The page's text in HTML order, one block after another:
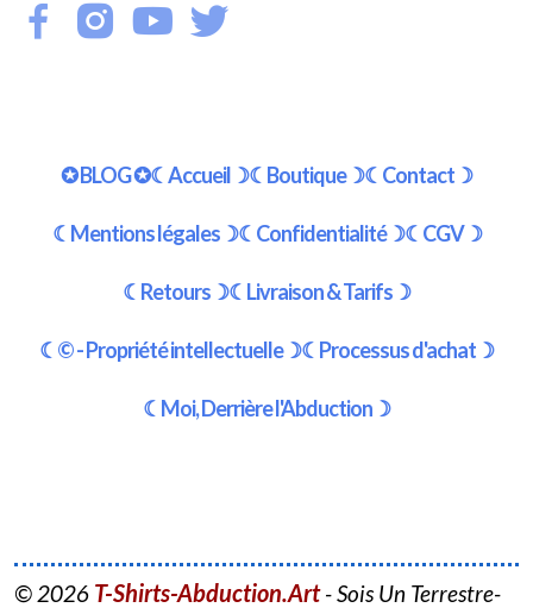
✪ BLOG ✪☾Accueil☽☾Boutique☽☾Contact☽
☾Mentions légales☽☾Confidentialité☽☾CGV☽
☾Retours☽☾Livraison & Tarifs☽
☾© - Propriété intellectuelle☽☾Processus d'achat☽
☾Moi, Derrière l'Abduction☽
© 2026 T-Shirts-Abduction.Art- Sois Un Terrestre-